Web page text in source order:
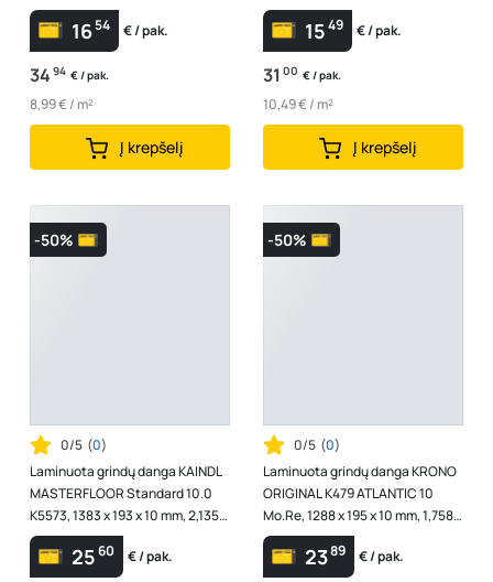
AC4/32 klasė, V4, spl. ąžuolas
"Barok"1654 € / pak.
34 94 € / pak.
8,99 € / m²
Į krepšelį
V4, spl. "Moderna"
1549 € / pak.
31 00 € / pak.
10,49 € / m²
Į krepšelį
-50%
0/5 (0)
Laminuota grindų danga KAINDL
MASTERFLOOR Standard 10.0
K5573, 1383 x 193 x 10 mm, 2,135
m2/dėž., AC4/32 klasė, V4, spl....
2560 € / pak.
-50%
0/5 (0)
Laminuota grindų danga KRONO
ORIGINAL K479 ATLANTIC 10
Mo.Re, 1288 x 195 x 10 mm, 1,758
m2/dėž., AC5/33 klasė, V4, spl. ...
2389 € / pak.